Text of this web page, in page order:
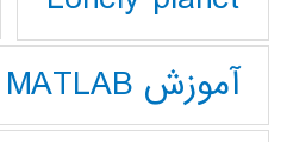
آموزش MATLAB